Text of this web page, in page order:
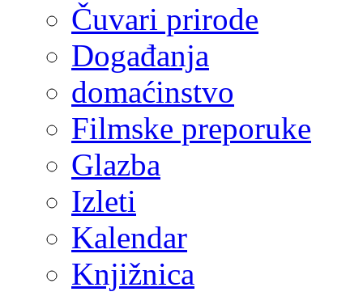
Čuvari prirode
Događanja
domaćinstvo
Filmske preporuke
Glazba
Izleti
Kalendar
Knjižnica